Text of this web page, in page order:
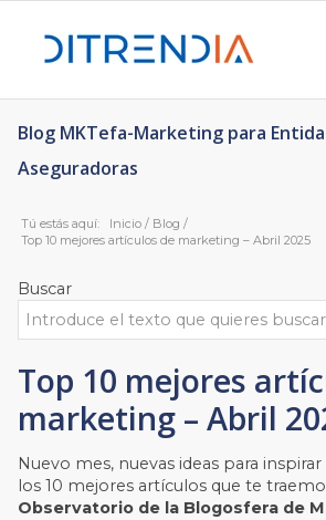
Blog MKTefa-Marketing para
Aseguradoras
Tú estás aquí: Inicio / Blog /
Top 10 mejores artículos de marketing – Abril 2025
Buscar
Top 10 mejores
marketing – Abril
Nuevo mes, nuevas ideas para
los 10 mejores artículos que te
Observatorio de la Blogosfera de